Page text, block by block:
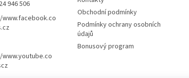
946 506
Obchodní podmínky
Podmínky ochrany osobních
údajů
Bonusový program